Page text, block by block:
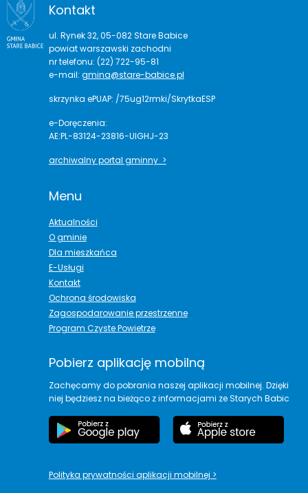
Kontakt
ul. Rynek 32, 05-082 Stare Babice
powiat warszawski zachodni
nr telefonu: (22) 722-95-81
e-mail: gmina@stare-babice.pl
skrzynka ePUAP: /75ug12rmki/SkrytkaESP
e-Doręczenia:
AE:PL-83124-23816-UIGHJ-23
archiwalny portal gminny >
Menu
Aktualności
O gminie
Dla mieszkańca
E-Usługi
Kontakt
Ochrona środowiska
Zagospodarowanie przestrzenne
Program Czyste Powietrze
Pobierz aplikację mobilną
Zachęcamy do pobrania naszej aplikacji mobilnej. Dzięki
niej będziesz na bieżąco z informacjami ze Starych Babic
Polityka prywatności aplikacji mobilnej >